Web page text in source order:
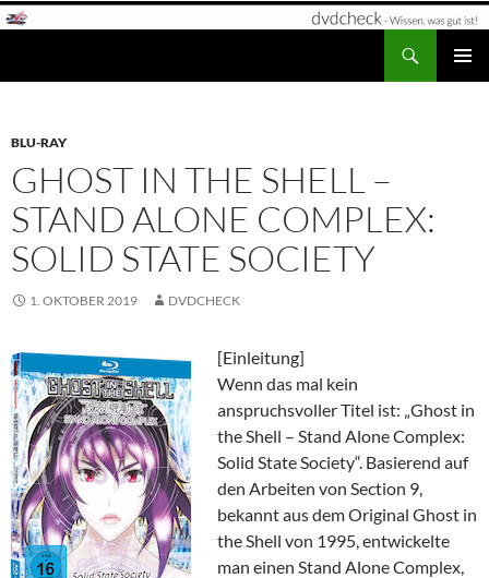
Zum
BLU-RAY
GHOST IN THE SHELL –
STAND ALONE COMPLEX:
SOLID STATE SOCIETY
1. OKTOBER 2019 DVDCHECK
[Einleitung]
Wenn das mal kein
anspruchsvoller Titel ist: „Ghost in
the Shell – Stand Alone Complex:
Solid State Society“. Basierend auf
den Arbeiten von Section 9,
bekannt aus dem Original Ghost in
the Shell von 1995, entwickelte
man einen Stand Alone Complex,